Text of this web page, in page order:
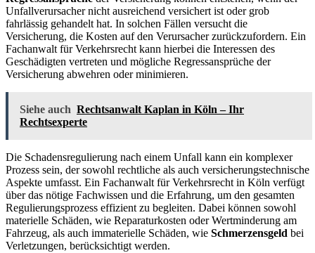
Unfallverursacher nicht ausreichend versichert ist oder grob
fahrlässig gehandelt hat. In solchen Fällen versucht die
Versicherung, die Kosten auf den Verursacher zurückzufordern. Ein
Fachanwalt für Verkehrsrecht kann hierbei die Interessen des
Geschädigten vertreten und mögliche Regressansprüche der
Versicherung abwehren oder minimieren.
Siehe auch Rechtsanwalt Kaplan in Köln – Ihr
Rechtsexperte
Die Schadensregulierung nach einem Unfall kann ein komplexer
Prozess sein, der sowohl rechtliche als auch versicherungstechnische
Aspekte umfasst. Ein Fachanwalt für Verkehrsrecht in Köln verfügt
über das nötige Fachwissen und die Erfahrung, um den gesamten
Regulierungsprozess effizient zu begleiten. Dabei können sowohl
materielle Schäden, wie Reparaturkosten oder Wertminderung am
Fahrzeug, als auch immaterielle Schäden, wie Schmerzensgeld bei
Verletzungen, berücksichtigt werden.